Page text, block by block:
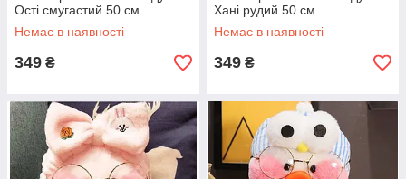
Ості смугастий 50 см
Немає в наявності
349 ₴
Хані рудий 50 см
Немає в наявності
349 ₴